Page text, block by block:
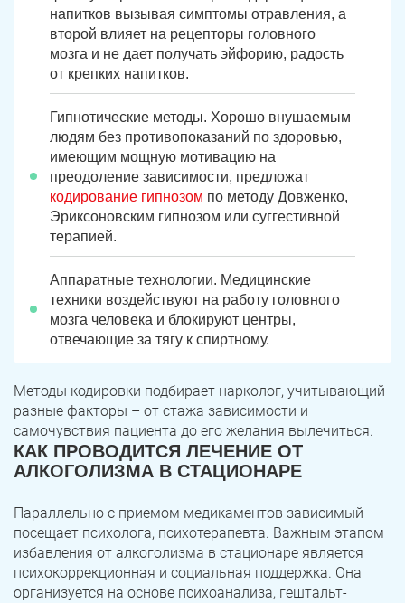
напитков вызывая симптомы отравления, а
второй влияет на рецепторы головного
мозга и не дает получать эйфорию, радость
от крепких напитков.
Гипнотические методы. Хорошо внушаемым
людям без противопоказаний по здоровью,
имеющим мощную мотивацию на
преодоление зависимости, предложат
кодирование гипнозом по методу Довженко,
Эриксоновским гипнозом или суггестивной
терапией.
Аппаратные технологии. Медицинские
техники воздействуют на работу головного
мозга человека и блокируют центры,
отвечающие за тягу к спиртному.
Методы кодировки подбирает нарколог, учитывающий
разные факторы – от стажа зависимости и
самочувствия пациента до его желания вылечиться.
КАК ПРОВОДИТСЯ ЛЕЧЕНИЕ ОТ
АЛКОГОЛИЗМА В СТАЦИОНАРЕ
Параллельно с приемом медикаментов зависимый
посещает психолога, психотерапевта. Важным этапом
избавления от алкоголизма в стационаре является
психокоррекционная и социальная поддержка. Она
организуется на основе психоанализа, гештальт-